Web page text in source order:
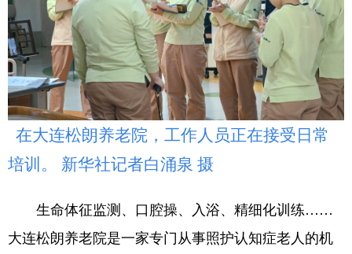
在大连松朗养老院，工作人员正在接受日常
培训。 新华社记者白涌泉 摄
生命体征监测、口腔操、入浴、精细化训练……
大连松朗养老院是一家专门从事照护认知症老人的机